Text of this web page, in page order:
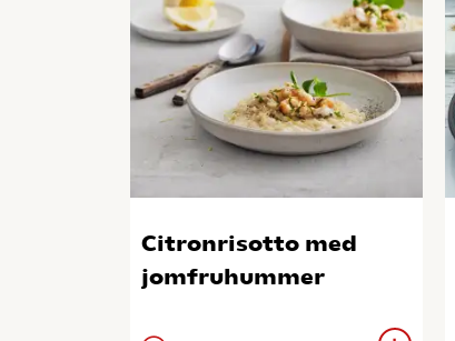
Citronrisotto med
jomfruhummer